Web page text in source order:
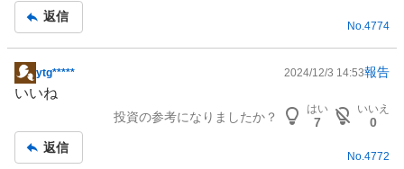
返信
No. 4774
掲
示
事
ytg***** 2024/12/3 14:53報告
いいね
投資の参考になりましたか？
はい
7
いいえ
0
返信
No.4772